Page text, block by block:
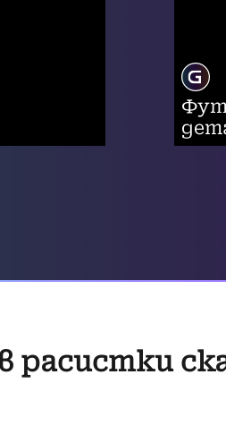
расистки